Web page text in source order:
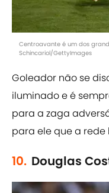
Centroavante é um dos
Schincariol/GettyImages
Goleador não se
iluminado e é
para a zaga
para ele que a rede
10. Douglas